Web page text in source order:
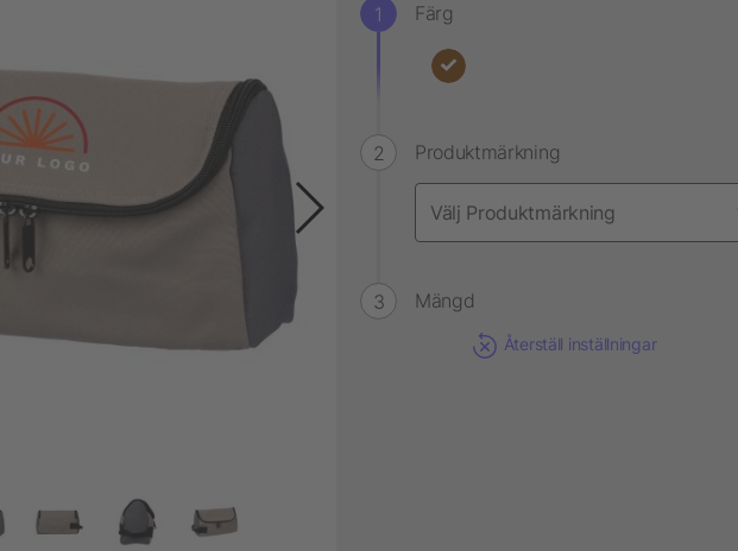
Färg
Produktmärkning
Mängd
Återställ inställningar